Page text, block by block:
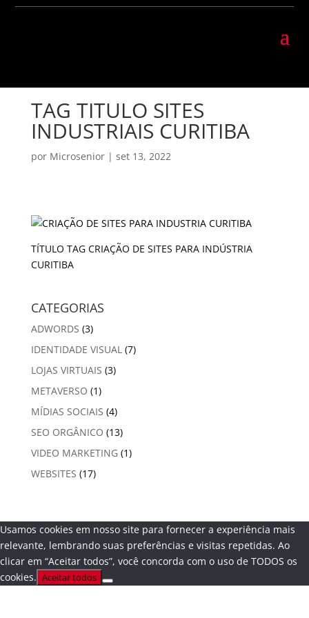
TAG TITULO SITES
INDUSTRIAIS CURITIBA
por Microsenior| set 13, 2022
TÍTULO TAG CRIAÇÃO DE SITES PARA INDÚSTRIA
CURITIBA
CATEGORIAS
ADWORDS (3)
IDENTIDADE VISUAL(7)
LOJAS VIRTUAIS (3)
METAVERSO (1)
MÍDIAS SOCIAIS (4)
SEO ORGÂNICO (13)
VIDEO MARKETING (1)
WEBSITES (17)
Usamos cookies em nosso site para fornecer a experiência mais
relevante, lembrando suas preferências e visitas repetidas. Ao
clicar em “Aceitar todos”, você concorda com o uso de TODOS os
cookies. Aceitar todos